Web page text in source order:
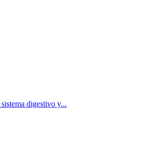
digestivo y...